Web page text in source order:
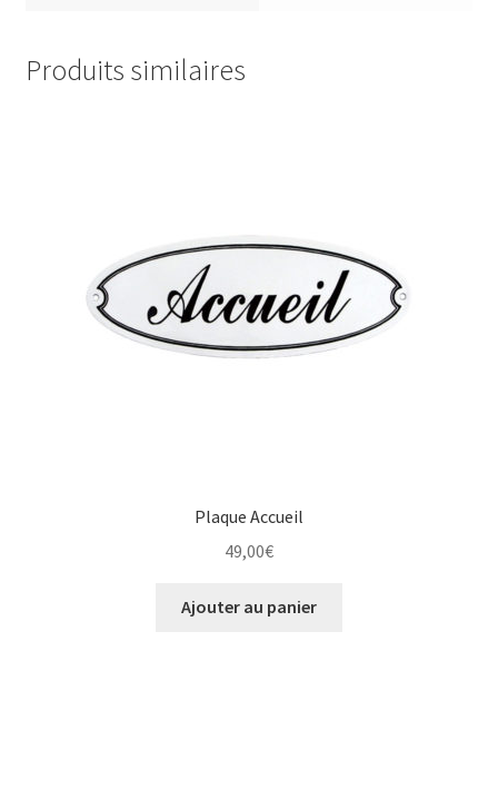
Produits similaires
Plaque Accueil
49,00€
Ajouter au panier